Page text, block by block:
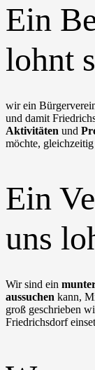
Ein
lohnt
wir ein
und damit
Aktivitäten und
möchte, gleichzeitig
Ein
uns
Wir sind ein
aussuchen kann,
groß geschrieben
Friedrichsdorf